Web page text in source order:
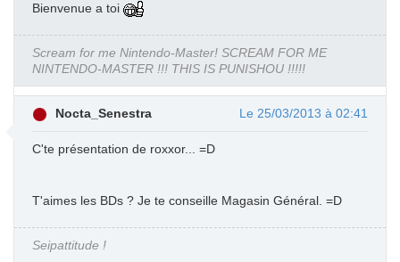
Bienvenue a toi
Scream for me Nintendo-Master! SCREAM FOR ME
NINTENDO-MASTER !!! THIS IS PUNISHOU !!!!!
Nocta_Senestra Le 25/03/2013 à 02:41
C'te présentation de roxxor... =D
T'aimes les BDs ? Je te conseille Magasin Général. =D
Seipattitude !